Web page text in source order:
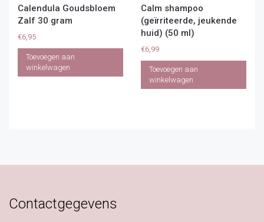
Calendula Goudsbloem
Zalf 30 gram
€6,95
Toevoegen aan
winkelwagen
Calm shampoo
(geïrriteerde, jeukende
huid) (50 ml)
€6,99
Toevoegen aan
winkelwagen
Contactgegevens